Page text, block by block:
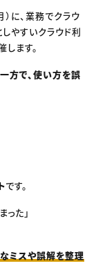
ア
に、業務でクラウ
やすいクラウド利
ます。
方で、使い方を誤
です。
た」
ミスや誤解を整理